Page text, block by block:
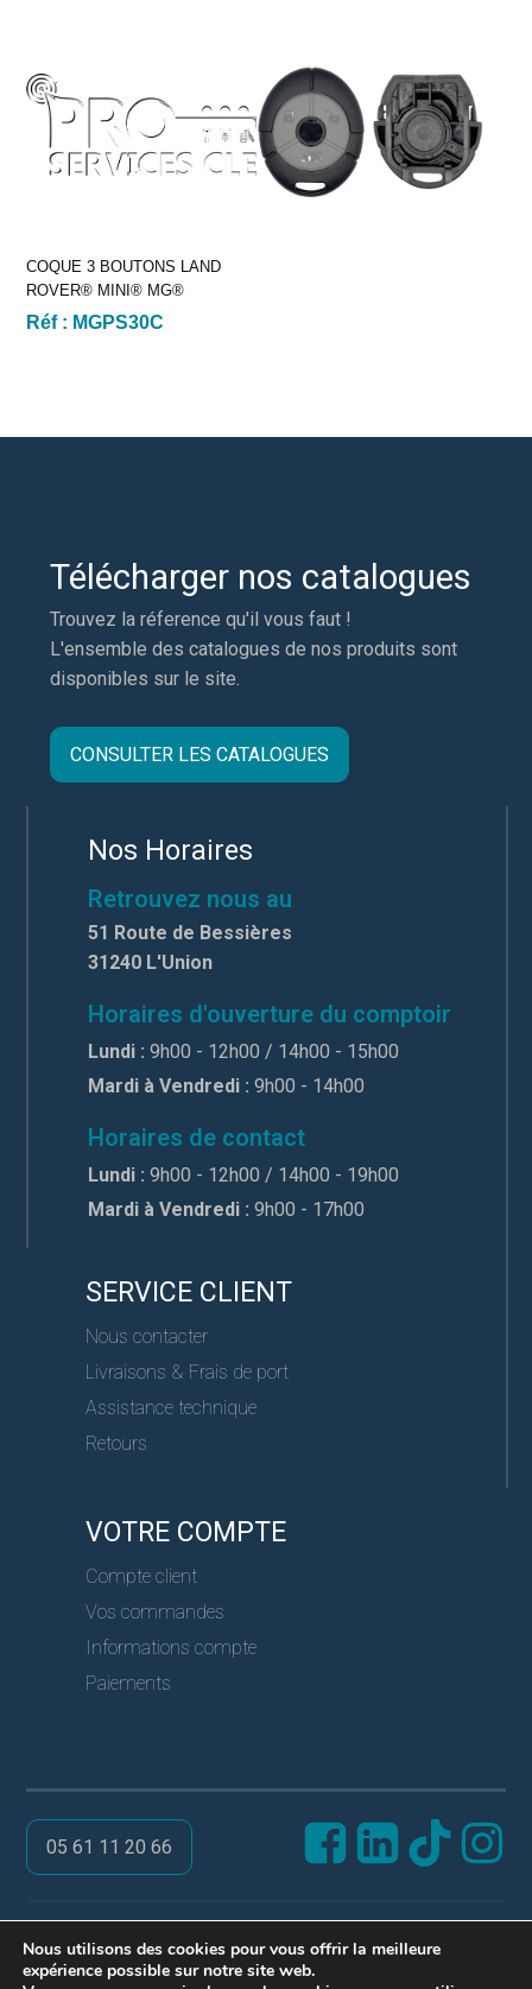
COQUE 3 BOUTONS LAND
ROVER® MINI® MG®
Réf : MGPS30C
Télécharger nos catalogues
Trouvez la réference qu'il vous faut !
L'ensemble des catalogues de nos produits sont
disponibles sur le site.
CONSULTER LES CATALOGUES
Nos Horaires
Retrouvez nous au
51 Route de Bessières
31240 L'Union
Horaires d'ouverture du comptoir
Lundi : 9h00 - 12h00 / 14h00 - 15h00
Mardi à Vendredi : 9h00 - 14h00
Horaires de contact
Lundi : 9h00 - 12h00 / 14h00 - 19h00
Mardi à Vendredi : 9h00 - 17h00
SERVICE CLIENT
Nous contacter
Livraisons & Frais de port
Assistance technique
Retours
VOTRE COMPTE
Compte client
Vos commandes
Informations compte
Paiements
05 61 11 20 66
@ PRO SERVICES CLES
Réalisation ARPEGA
Nous utilisons des cookies pour vous offrir la meilleure
expérience possible sur notre site web.